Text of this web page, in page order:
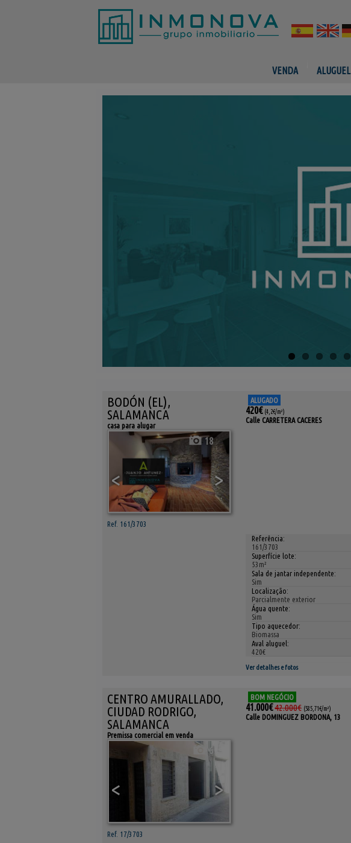
VENDA ALUGUEL
BODÓN (EL),
SALAMANCA
casa para alugar
< >
18
Ref. 161/3703
ALUGADO
420€ (4,2€/m²)
Calle CARRETERA CACERES
Referência:
161/3703
Superfície lote:
53m²
Sala de jantar independente:
Sim
Localização:
Parcialmente exterior
Água quente:
Sim
Tipo aquecedor:
Biomassa
Aval aluguel:
420€
Ver detalhes e fotos
CENTRO AMURALLADO,
CIUDAD RODRIGO,
SALAMANCA
Premissa comercial em venda
< >
6
Ref. 17/3703
BOM NEGÓCIO
41.000€42.000€ (585,71€/m²)
Calle DOMINGUEZ BORDONA, 13